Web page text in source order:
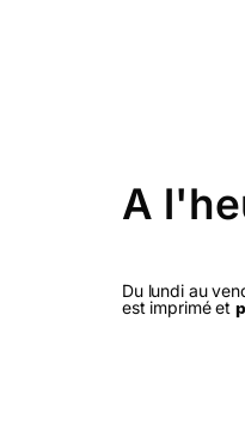
A
Du lundi au
est imprimé et